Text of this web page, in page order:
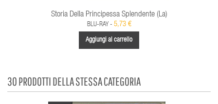
Storia Della Principessa Splendente (La)
BLU-RAY - 5,73 €
Aggiungi al carrello
30 PRODOTTI DELLA STESSA CATEGORIA